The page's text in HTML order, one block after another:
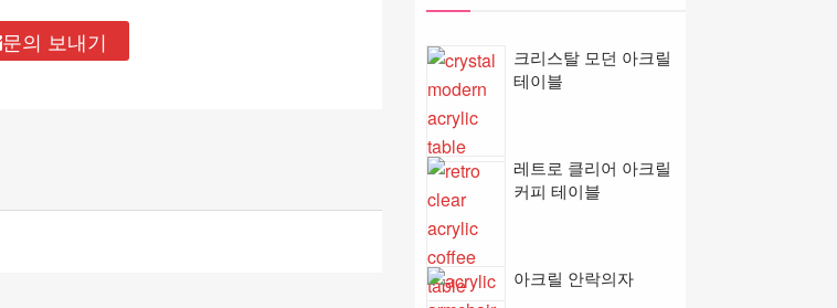
문의 보내기
크리스탈 모던 아크릴
테이블
레트로 클리어 아크릴
커피 테이블
아크릴 안락의자